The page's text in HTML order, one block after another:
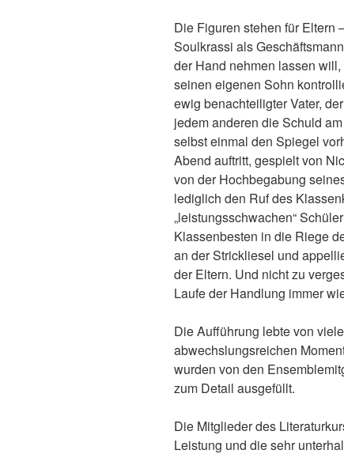
Die Figuren stehen für Eltern
Soulkrassi als
der Hand nehmen lassen
seinen eigenen Sohn
ewig benachteiligter Vater,
jedem anderen die Schuld
selbst einmal den Spiegel
Abend auftritt, gespielt von
von der Hochbegabung
lediglich den Ruf des
„leistungsschwachen“
Klassenbesten in die Riege
an der Strickliesel und
der Eltern. Und nicht zu
Laufe der Handlung immer
Die Aufführung lebte von
abwechslungsreichen
wurden von den
zum Detail ausgefüllt.
Die Mitglieder des
Leistung und die sehr